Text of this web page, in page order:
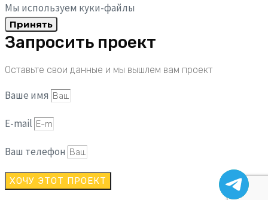
Мы используем куки-файлы
Принять
Запросить проект
Оставьте свои данные и мы вышлем вам проект
Ваше имя
E-mail
Ваш телефон
ХОЧУ ЭТОТ ПРОЕКТ